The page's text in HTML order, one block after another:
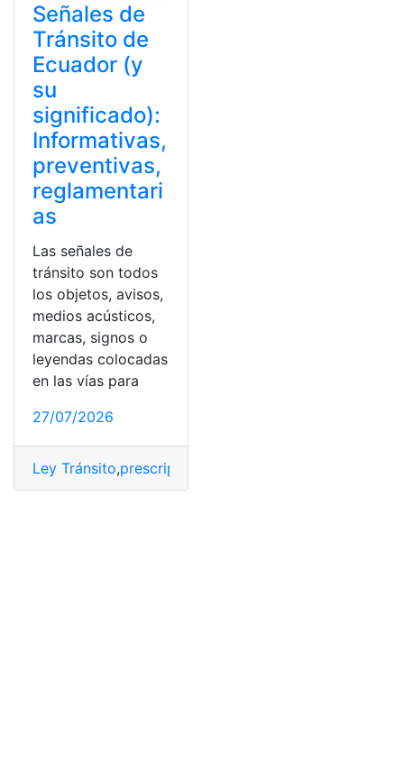
Señales de
Tránsito de
Ecuador (y
su
significado):
Informativas,
preventivas,
reglamentari
as
Las señales de
tránsito son todos
los objetos, avisos,
medios acústicos,
marcas, signos o
leyendas colocadas
en las vías para
27/07/2026
Ley Tránsito,prescriptivas